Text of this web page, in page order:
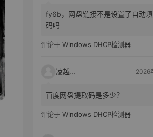
fy6b，网盘链接不是设置了自动
码吗
评论于 Windows DHCP检测器
凌越电子 2026
百度网盘提取码是多少？
评论于 Windows DHCP检测器